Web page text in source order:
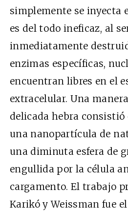
simplemente se inyecta
es del todo ineficaz, al
inmediatamente
enzimas específicas,
encuentran libres en el
extracelular. Una
delicada hebra consistió
una nanopartícula de
una diminuta esfera de
engullida por la célula
cargamento. El trabajo
Karikó y Weissman fue